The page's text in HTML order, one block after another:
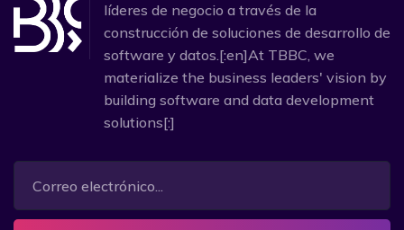
líderes de negocio a través de la
construcción de soluciones de desarrollo de
software y datos.[:en]At TBBC, we
materialize the business leaders' vision by
building software and data development
solutions[:]